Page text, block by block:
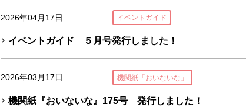
2026年04月17日 イベントガイド
イベントガイド ５月号発行しました！
2026年03月17日 機関紙「おいないな」
機関紙『おいないな』175号 発行しました！